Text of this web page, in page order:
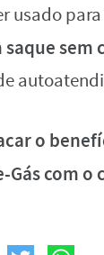
usado para
sem
o
com o